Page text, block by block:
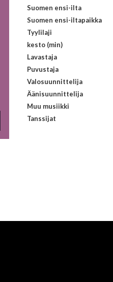
Suomen ensi-ilta
Suomen ensi-iltapaikka
Tyylilaji
kesto (min)
Lavastaja
Puvustaja
Valosuunnittelija
Äänisuunnittelija
Muu musiikki
Tanssijat